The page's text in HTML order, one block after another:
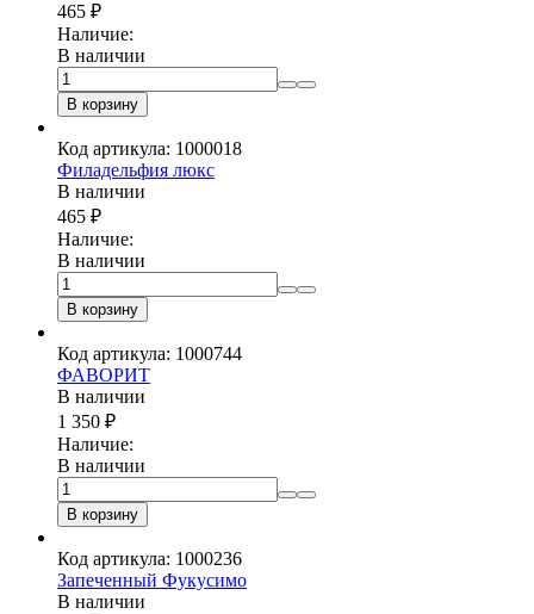
465 ₽
Наличие:
В наличии
В корзину
Код артикула: 1000018
Филадельфия люкс
В наличии
465 ₽
Наличие:
В наличии
В корзину
Код артикула: 1000744
ФАВОРИТ
В наличии
1 350 ₽
Наличие:
В наличии
В корзину
Код артикула: 1000236
Запеченный Фукусимо
В наличии